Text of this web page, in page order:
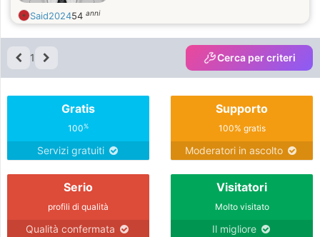
Said202454 anni
1 Cerca per criteri
Gratis
100%
Servizi gratuiti
Supporto
100% gratis
Moderatori in ascolto
Serio
profili di qualità
Qualità confermata
Visitatori
Molto visitato
Il migliore